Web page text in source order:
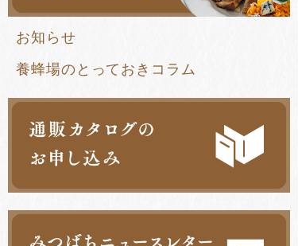
お知らせ
養蜂場のとっておきコラム